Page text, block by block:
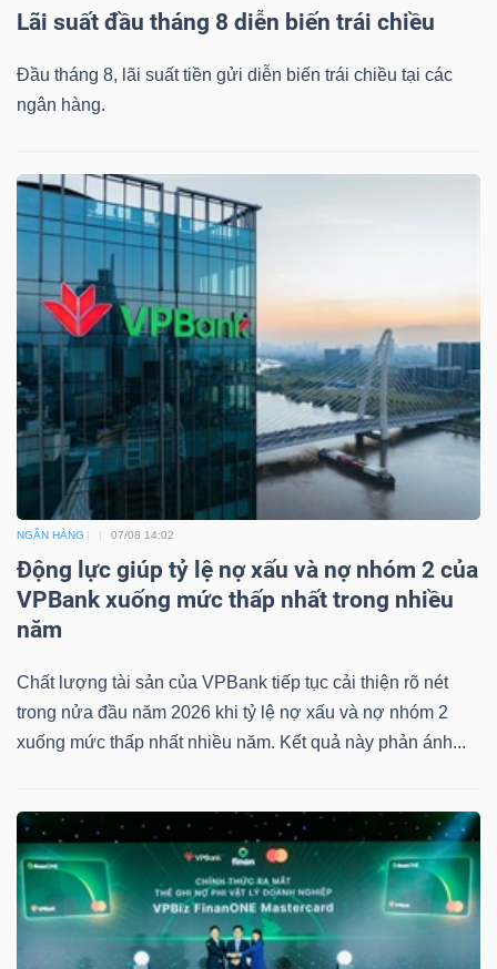
Lãi suất đầu tháng 8 diễn biến trái chiều
Đầu tháng 8, lãi suất tiền gửi diễn biến trái chiều tại các
ngân hàng.
NGÂN HÀNG 07/08 14:02
Động lực giúp tỷ lệ nợ xấu và nợ nhóm 2 của
VPBank xuống mức thấp nhất trong nhiều
năm
Chất lượng tài sản của VPBank tiếp tục cải thiện rõ nét
trong nửa đầu năm 2026 khi tỷ lệ nợ xấu và nợ nhóm 2
xuống mức thấp nhất nhiều năm. Kết quả này phản ánh...